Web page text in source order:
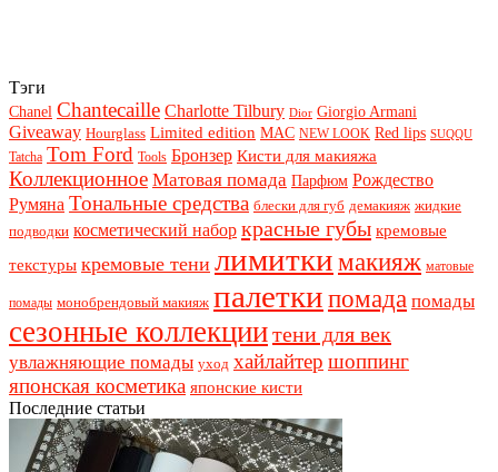
Тэги
Chanel Chantecaille Charlotte Tilbury Dior Giorgio Armani
Giveaway Hourglass Limited edition MAC NEW LOOK Red lips SUQQU
Tatcha Tom Ford Tools Бронзер Кисти для макияжа
Коллекционное Матовая помада Парфюм Рождество
Румяна Тональные средства блески для губ демакияж жидкие
подводки косметический набор красные губы кремовые
текстуры кремовые тени лимиткимакияж матовые
помады монобрендовый макияж палеткипомада помады
сезонные коллекциитени для век
увлажняющие помады уход хайлайтер шоппинг
японская косметика японские кисти
Последние статьи